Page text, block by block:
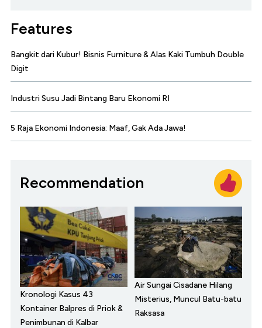
Features
Bangkit dari Kubur! Bisnis Furniture & Alas Kaki Tumbuh Double
Digit
Industri Susu Jadi Bintang Baru Ekonomi RI
5 Raja Ekonomi Indonesia: Maaf, Gak Ada Jawa!
Recommendation
Kronologi Kasus 43
Kontainer Balpres di Priok &
Penimbunan di Kalbar
Air Sungai Cisadane Hilang
Misterius, Muncul Batu-batu
Raksasa